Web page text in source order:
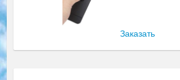
Заказать